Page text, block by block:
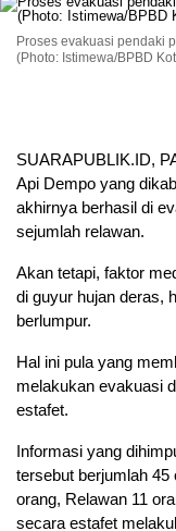
Proses evakuasi pendaki
(Photo: Istimewa/BPBD
SUARAPUBLIK.ID,
Api Dempo yang
akhirnya berhasil di
sejumlah relawan.
Akan tetapi, faktor
di guyur hujan deras,
berlumpur.
Hal ini pula yang
melakukan evakuasi
estafet.
Informasi yang
tersebut berjumlah 45
orang, Relawan 11
secara estafet